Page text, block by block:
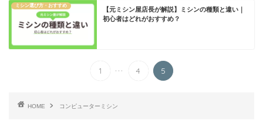
ミシン選び方・おすすめ
【元ミシン屋店長が解説】ミシンの種類と違い｜
初心者はどれがおすすめ？
1 ... 4 5
HOME コンピューターミシン